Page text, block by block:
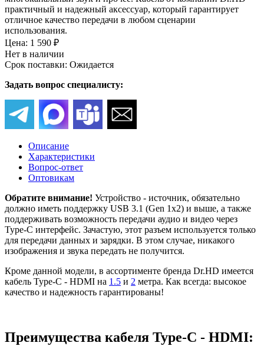
практичный и надежный аксессуар, который гарантирует
отличное качество передачи в любом сценарии
использования.
Цена: 1 590 ₽
Нет в наличии
Срок поставки: Ожидается
Задать вопрос специалисту:
Описание
Характеристики
Вопрос-ответ
Оптовикам
Обратите внимание! Устройство - источник, обязательно
должно иметь поддержку USB 3.1 (Gen 1x2) и выше, а также
поддерживать возможность передачи аудио и видео через
Type-C интерфейс. Зачастую, этот разъем используется только
для передачи данных и зарядки. В этом случае, никакого
изображения и звука передать не получится.
Кроме данной модели, в ассортименте бренда Dr.HD имеется
кабель Type-C - HDMI на 1.5 и 2 метра. Как всегда: высокое
качество и надежность гарантированы!
Преимущества кабеля Type-C - HDMI: